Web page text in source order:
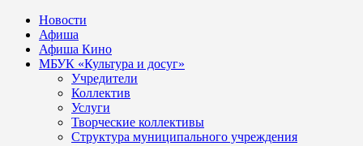
Новости
Афиша
Афиша Кино
МБУК «Культура и досуг»
Учредители
Коллектив
Услуги
Творческие коллективы
Структура муниципального учреждения